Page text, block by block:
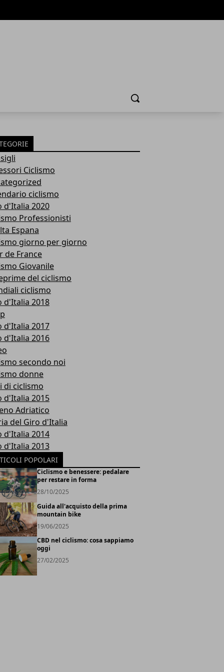
Cerca
Ciclismo
ciclismo
d'Italia 2020
Professionisti
Espana
giorno per giorno
de France
Giovanile
del ciclismo
ciclismo
d'Italia 2018
d'Italia 2017
d'Italia 2016
secondo noi
donne
di ciclismo
d'Italia 2015
Adriatico
del Giro d'Italia
d'Italia 2014
d'Italia 2013
POPOLARI
Ciclismo e benessere: pedalare
per restare in forma
28/10/2025
Guida all'acquisto della prima
mountain bike
19/06/2025
CBD nel ciclismo: cosa sappiamo
oggi
27/02/2025